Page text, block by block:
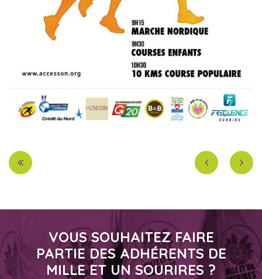
VOUS SOUHAITEZ FAIRE
PARTIE DES ADHÉRENTS DE
MILLE ET UN SOURIRES ?